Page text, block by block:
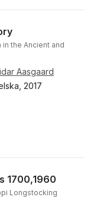
the Ancient and
Aasgaard
2017
1700,1960
Longstocking